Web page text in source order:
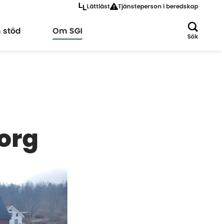
Lättläst Tjänsteperson i beredskap
stöd Expandera
Om SGI
Sök